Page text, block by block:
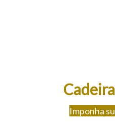
Imponha